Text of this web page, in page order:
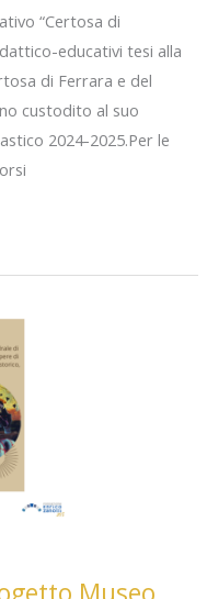
“Certosa di
educativi tesi alla
di Ferrara e del
custodito al suo
2024-2025.Per le